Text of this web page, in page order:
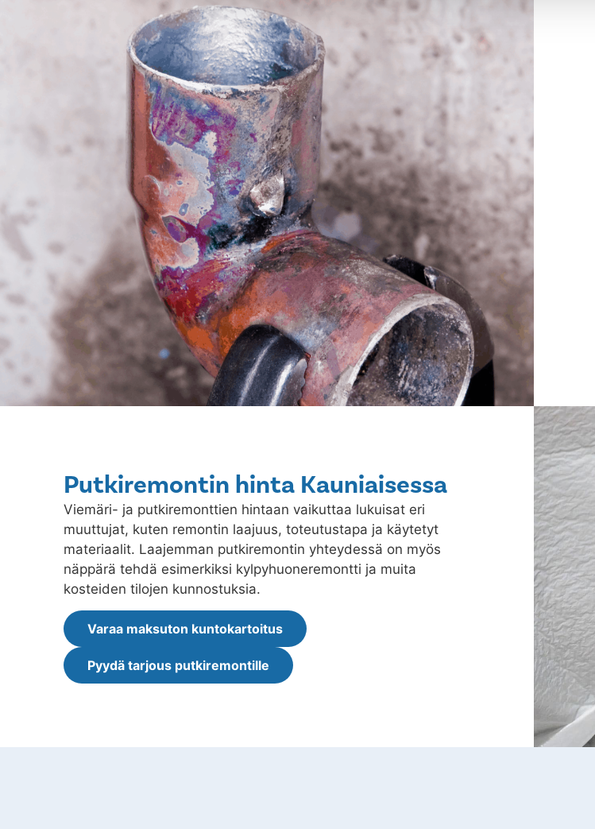
Putkiremontin hinta Kauniaisessa
Viemäri- ja putkiremonttien hintaan vaikuttaa lukuisat eri
muuttujat, kuten remontin laajuus, toteutustapa ja käytetyt
materiaalit. Laajemman putkiremontin yhteydessä on myös
näppärä tehdä esimerkiksi kylpyhuoneremontti ja muita
kosteiden tilojen kunnostuksia.
Varaa maksuton kuntokartoitus
Pyydä tarjous putkiremontille